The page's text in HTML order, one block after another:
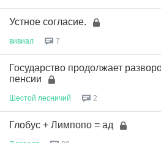
Устное согласие.
вивиал 7
Государство продолжает
пенсии
Шестой лесничий 2
Глобус + Лимпопо = ад